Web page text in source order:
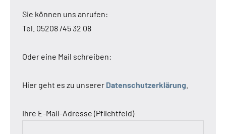
Sie können uns anrufen:
Tel. 05208 /45 32 08
Oder eine Mail schreiben:
Hier geht es zu unserer Datenschutzerklärung
Ihre E-Mail-Adresse (Pflichtfeld)